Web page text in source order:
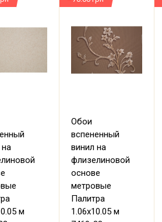
на
м
Обои
вспененный
винил на
флизелиновой
основе
метровые
Палитра
1.06х10.05 м